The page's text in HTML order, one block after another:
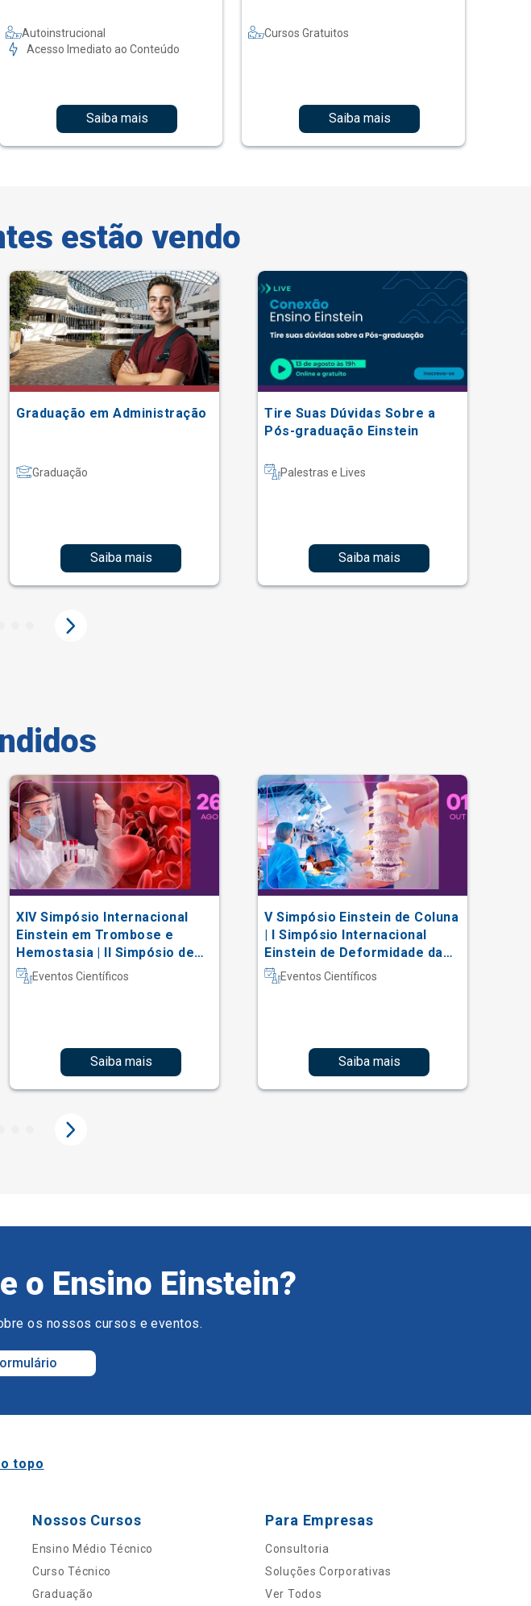
Autoinstrucional
Acesso Imediato ao Conteúdo
Saiba mais
Cursos Gratuitos
Saiba mais
estão vendo
Graduação em Administração
Graduação
Saiba mais
Tire Suas Dúvidas Sobre a
Pós-graduação Einstein
Palestras e Lives
Saiba mais
XIV Simpósio Internacional
Einstein em Trombose e
Hemostasia | II Simpósio de
Hematologia Laboratorial
Eventos Científicos
Saiba mais
V Simpósio Einstein de Coluna
| I Simpósio Internacional
Einstein de Deformidade da
Coluna e Técnicas Complexas
Eventos Científicos
Saiba mais
o Ensino Einstein?
os nossos cursos e eventos.
topo
Nossos Cursos
Ensino Médio Técnico
Curso Técnico
Graduação
Para Empresas
Consultoria
Soluções Corporativas
Ver Todos